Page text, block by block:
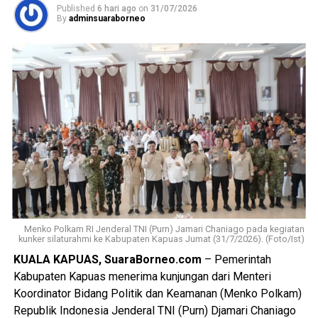
Berdasarkan hasil penyelidikan aksi nekat itu dipicu
pertengkaran antara tersangka dengan kekasihnya Rah
(26). Perselisihan keduanya telah berlangsung beberapa
hari dan bahkan disertai ancaman akan membakar kamar
barak.
“Malam kejadian tersangka sempat datang ke lokasi dan
berkumpul bersama para korban. Namun usai kembali dari
menonton pertandingan final Piala Dunia ia kembali
mendatangi barak karena kembali terlibat cekcok dengan
korban,” katanya.
Nah saat pintu kamar dikunci dari dalam tersangka
menggedor hingga mendobrak pintu kemudian masuk
sambil merusak sejumlah barang dan melanjutkan
pertengkaran.
Tak lama kemudian tersangka diduga menyiramkan sekitar
satu liter BBM jenis pertalite ke lantai kamar dan barang-
Published 6 hari ago on 31/07/2026
By adminsuaraborneo
Menko Polkam RI Jenderal TNI (Purn) Jamari Chaniago pada kegiatan
kunker silaturahmi ke Kabupaten Kapuas Jumat (31/7/2026). (Foto/Ist)
KUALA KAPUAS, SuaraBorneo.com – Pemerintah
Kabupaten Kapuas menerima kunjungan dari Menteri
Koordinator Bidang Politik dan Keamanan (Menko Polkam)
Republik Indonesia Jenderal TNI (Purn) Djamari Chaniago